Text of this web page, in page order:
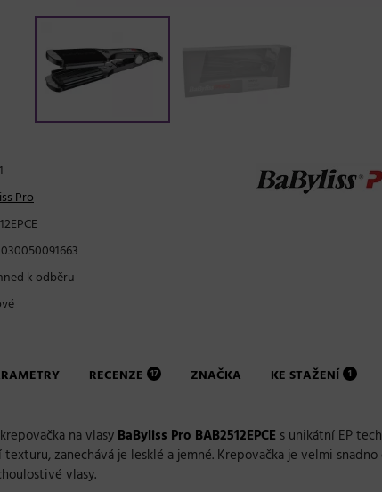
Pro
k odběru
RECENZE 17 ZNAČKA KE STAŽENÍ 1
na vlasy BaByliss Pro BAB2512EPCE s unikátní EP
zanechává je lesklé a jemné. Krepovačkaje velmi snadno
vlasy.